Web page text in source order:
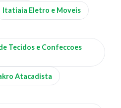
Itatiaia Eletro e Moveis
Tecidos e Confeccoes
Atacadista